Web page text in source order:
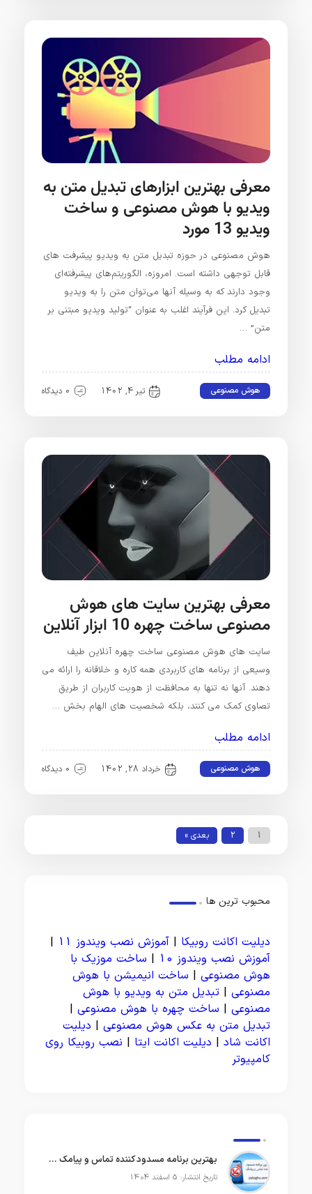
معرفی بهترین ابزارهای تبدیل متن به
ویدیو با هوش مصنوعی و ساخت
ویدیو 13 مورد
هوش مصنوعی در حوزه تبدیل متن به ویدیو پیشرفت‌ های
قابل توجهی داشته است. امروزه، الگوریتم‌های پیشرفته‌ای
وجود دارند که به وسیله آنها می‌توان متن را به ویدیو
تبدیل کرد. این فرآیند اغلب به عنوان “تولید ویدیو مبتنی بر
متن” …
ادامه مطلب
هوش مصنوعی تیر 4, 1402 0 دیدگاه
معرفی بهترین سایت های هوش
مصنوعی ساخت چهره 10 ابزار آنلاین
سایت های هوش مصنوعی ساخت چهره آنلاین طیف
وسیعی از برنامه های کاربردی همه کاره و خلاقانه را ارائه می
دهند. آنها نه تنها به محافظت از هویت کاربران از طریق
تصاوی کمک می کنند، بلکه شخصیت های الهام بخش …
ادامه مطلب
هوش مصنوعی خرداد 28, 1402 0 دیدگاه
1
2 بعدی »
محبوب ترین ها
دیلیت اکانت روبیکا | آموزش نصب ویندوز 11
|
آموزش نصب ویندوز 10
| ساخت موزیک با
هوش مصنوعی | ساخت انیمیشن با هوش
مصنوعی | تبدیل متن به ویدیو با هوش
مصنوعی | ساخت چهره با هوش مصنوعی |
تبدیل متن به عکس هوش مصنوعی | دیلیت
اکانت شاد | دیلیت اکانت ایتا | نصب روبیکا روی
کامپیوتر
بهترین برنامه مسدود کننده تماس و پیامک در سال 2026
تاریخ انتشار: 5 اسفند 1404